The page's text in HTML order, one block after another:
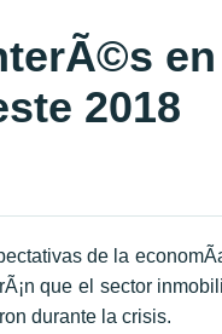
2018
de la
que el sector
durante la crisis.